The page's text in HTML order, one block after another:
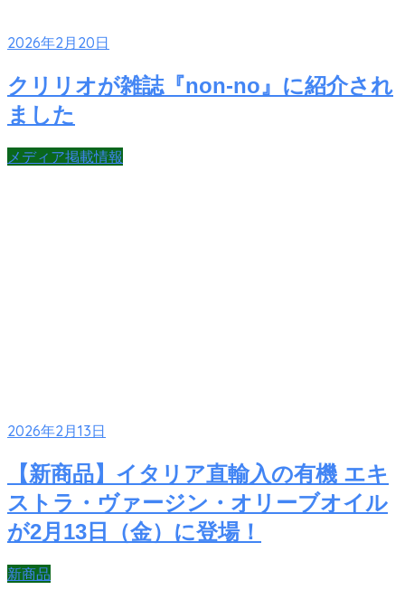
2026年2月20日
クリリオが雑誌『non-no』に紹介され
ました
メディア掲載情報
2026年2月13日
【新商品】イタリア直輸入の有機 エキ
ストラ・ヴァージン・オリーブオイル
が2月13日（金）に登場！
新商品